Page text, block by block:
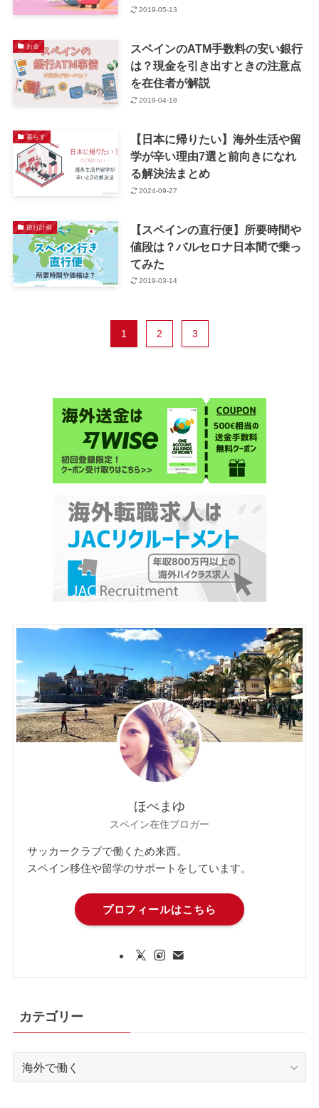
2019-05-13
お金
スペインのATM手数料の安い銀行
は？現金を引き出すときの注意点
を在住者が解説
2019-04-18
暮らす
【日本に帰りたい】海外生活や留
学が辛い理由7選と前向きになれ
る解決法まとめ
2024-09-27
旅行計画
【スペインの直行便】所要時間や
値段は？バルセロナ日本間で乗っ
てみた
2019-03-14
1 2 3
ほぺまゆ
スペイン在住ブロガー
サッカークラブで働くため来西。
スペイン移住や留学のサポートをしています。
プロフィールはこちら
カテゴリー
カ